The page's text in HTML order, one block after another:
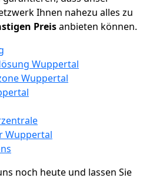
Ihnen nahezu alles zu
Preisanbieten können.
Wuppertal
Wuppertal
Wuppertal
noch heute und lassen Sie